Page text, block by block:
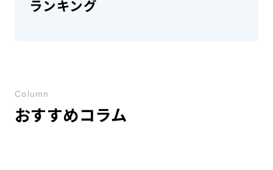
ランキング
おすすめコラム
Column